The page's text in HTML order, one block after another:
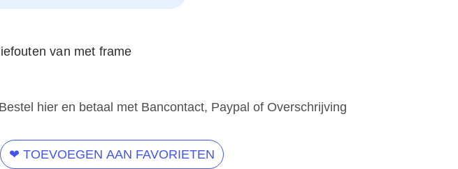
van met frame
Bestel hier en betaal met Bancontact, Paypal of Overschrijving
❤ TOEVOEGEN AAN FAVORIETEN